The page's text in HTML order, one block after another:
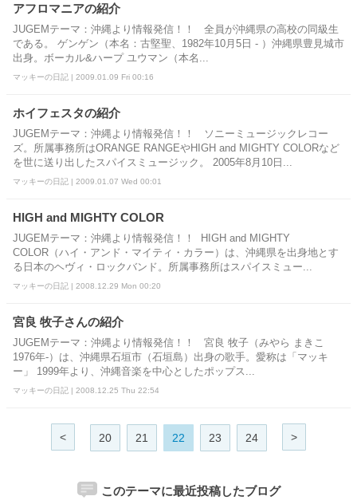
アフロマニアの紹介
JUGEMテーマ：沖縄より情報発信！！ 全員が沖縄県の高校の同級生
である。 ゲンゲン（本名：古堅聖、1982年10月5日 - ）沖縄県豊見城市
出身。ボーカル&ハープ ユウマン（本名...
マッキーの日記 | 2009.01.09 Fri 00:16
ホイフェスタの紹介
JUGEMテーマ：沖縄より情報発信！！ ソニーミュージックレコー
ズ。所属事務所はORANGE RANGEやHIGH and MIGHTY COLORなど
を世に送り出したスパイスミュージック。 2005年8月10日...
マッキーの日記 | 2009.01.07 Wed 00:01
HIGH and MIGHTY COLOR
JUGEMテーマ：沖縄より情報発信！！ HIGH and MIGHTY
COLOR（ハイ・アンド・マイティ・カラー）は、沖縄県を出身地とす
る日本のヘヴィ・ロックバンド。所属事務所はスパイスミュー...
マッキーの日記 | 2008.12.29 Mon 00:20
宮良 牧子さんの紹介
JUGEMテーマ：沖縄より情報発信！！ 宮良 牧子（みやら まきこ
1976年-）は、沖縄県石垣市（石垣島）出身の歌手。愛称は「マッキ
ー」 1999年より、沖縄音楽を中心としたポップス...
マッキーの日記 | 2008.12.25 Thu 22:54
< 20 21 22 23 24 >
このテーマに最近投稿したブログ